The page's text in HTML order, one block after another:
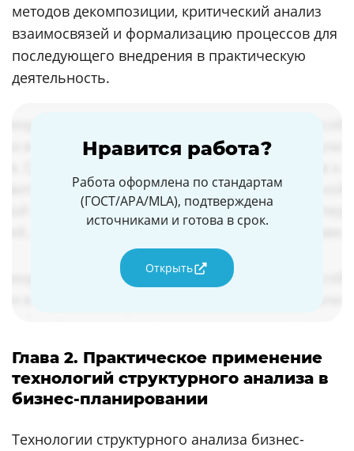
методов декомпозиции, критический анализ
взаимосвязей и формализацию процессов для
последующего внедрения в практическую
деятельность.
Нравится работа?
Работа оформлена по стандартам
(ГОСТ/APA/MLA), подтверждена
источниками и готова в срок.
Открыть
Глава 2. Практическое применение
технологий структурного анализа в
бизнес-планировании
Технологии структурного анализа бизнес-